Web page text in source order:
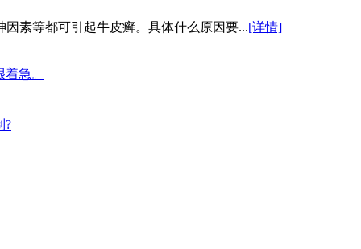
素等都可引起牛皮癣。具体什么原因要...[详情]
急。
?